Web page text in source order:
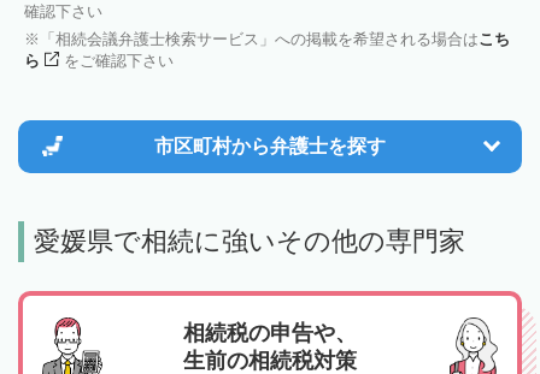
確認下さい
「相続会議弁護士検索サービス」への掲載を希望される場合はこち
ら
をご確認下さい
市区町村から弁護士を探す
愛媛県で相続に強いその他の専門家
相続税の申告や、
生前の相続税対策